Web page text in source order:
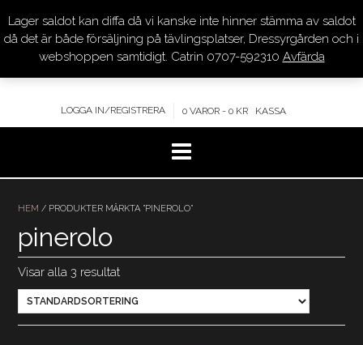
innehåll
DRESSYR.COM
KVALITET – KOMPETENS – SERVICE
LOGGA IN/REGISTRERA 0 VAROR - 0 KR KASSA
HEM / PRODUKTER MÄRKTA ”PINEROLO”
pinerolo
Visar alla 3 resultat
Lager saldot kan diffa då vi kanske inte hinner stämma av saldot
då det är både försäljning på tävlingsplatser, Dressyrgården och i
webshoppen samtidigt. Catrin 0707-592310 Avfärda